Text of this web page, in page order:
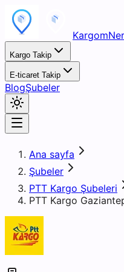
Kargo Takip
E-ticaret Takip
BlogŞubeler
Ana sayfa
Şubeler
PTT Kargo Şubeleri
PTT Kargo